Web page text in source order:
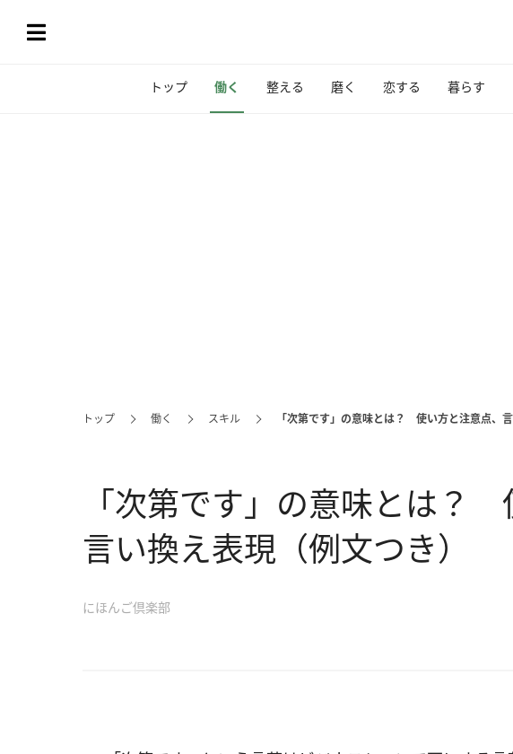
トップ 働く 整える 磨く 恋する 暮らす
トップ 働く スキル 「次第です」の意味とは？ 使い方と注意点、言
「次第です」の意味とは？
言い換え表現（例文つき）
にほんご倶楽部